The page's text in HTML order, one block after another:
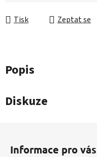
Tisk Zeptat se
Popis
Diskuze
Informace pro vás